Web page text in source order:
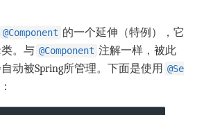
@Component 的一个延伸（特例），它
。与 @Component 注解一样，被此
动被Spring所管理。下面是使用 @Se